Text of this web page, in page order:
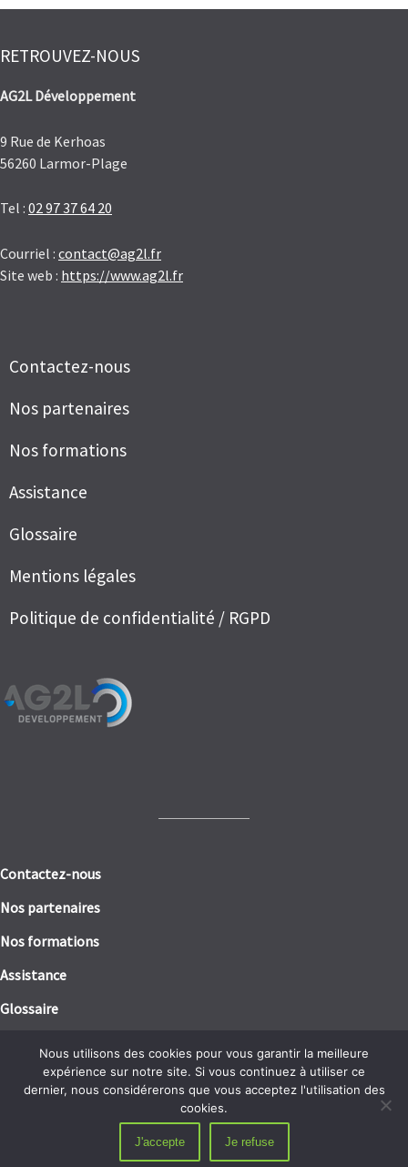
RETROUVEZ-NOUS
AG2L Développement
9 Rue de Kerhoas
56260 Larmor-Plage
Tel : 02 97 37 64 20
Courriel : contact@ag2l.fr
Site web : https://www.ag2l.fr
Contactez-nous
Nos partenaires
Nos formations
Assistance
Glossaire
Mentions légales
Politique de confidentialité / RGPD
Contactez-nous
Nos partenaires
Nos formations
Assistance
Glossaire
Politique de confidentialité / RGPD
Nous utilisons des cookies pour vous garantir la meilleure
expérience sur notre site. Si vous continuez à utiliser ce
dernier, nous considérerons que vous acceptez l'utilisation des
cookies.
J'accepte Je refuse